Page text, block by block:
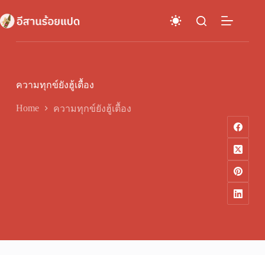
to
content
ความทุกข์ยังฮู้เตื้อง
Home ความทุกข์ยังฮู้เตื้อง